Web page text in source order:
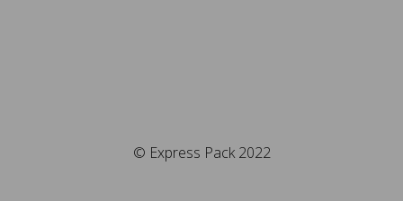
© Express Pack 2022